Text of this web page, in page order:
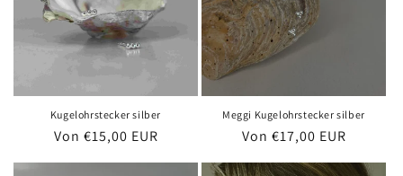
Kugelohrstecker silber
Normaler
Von €15,00 EUR
Meggi Kugelohrstecker silber
Normaler
Von €17,00 EUR